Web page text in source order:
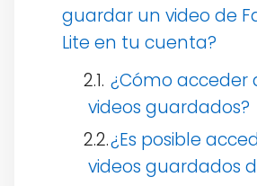
guardar un video de
Lite en tu cuenta?
¿Cómo acceder
videos guardados?
¿Es posible
videos guardados